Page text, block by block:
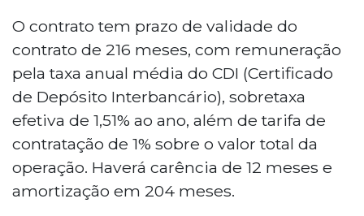
O contrato tem prazo de validade do
contrato de 216 meses, com remuneração
pela taxa anual média do CDI (Certificado
de Depósito Interbancário), sobretaxa
efetiva de 1,51% ao ano, além de tarifa de
contratação de 1% sobre o valor total da
operação. Haverá carência de 12 meses e
amortização em 204 meses.